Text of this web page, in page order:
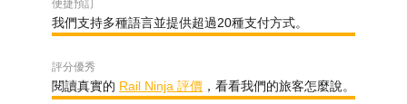
便捷預訂
我們支持多種語言並提供超過20種支付方式。
評分優秀
閱讀真實的 Rail Ninja 評價 ，看看我們的旅客怎麼說。